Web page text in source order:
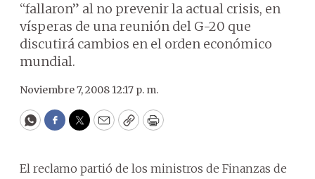
“fallaron” al no prevenir la actual crisis, en
vísperas de una reunión del G-20 que
discutirá cambios en el orden económico
mundial.
Noviembre 7, 2008 12:17 p. m.
WhatsApp
Facebook
Twitter
EmailCopyPrint
El reclamo partió de los ministros de Finanzas de